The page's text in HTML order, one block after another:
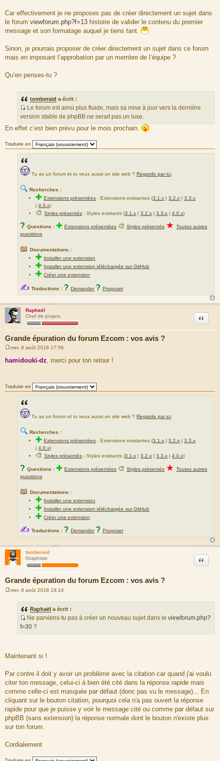
e
d
u
e
s
a
e
Car effectivement je ne proposes pas de créer directement un sujet dans
le forum viewforum.php?f=13 histoire de valider le contenu du premier
message et son formatage auquel je tiens tant.
Sinon, je pourrais proposer de créer directement un sujet dans ce forum
mais en imposant l’approbation par un membre de l’équipe ?
Qu’en penses-tu ?
tomberaid a écrit :
S
o
u
c
e
d
u
e
g
e
Le forum est ainsi plus fluide, mais sa mise à jour vers la dernière
version stable de phpBB ne serait pas un luxe.
En effet c’est bien prévu pour le mois prochain.
Traduire en
Tu as un forum et tu veux aussi un site web ? Regarde par ici
🔍 Recherches :
✚Extensions présentées -Extensions existantes (3.1.x |3.2.x |3.3.x
|4.0.x)
🎨Styles présentés - Styles existants (3.1.x |3.2.x |3.3.x |4.0.x)
? Questions : ✚ Extensions présentées 🎨 Styles présentés ★ Toutes autres
questions
📖 Documentations :
✚ Installer une extension
✚ Installer une extension téléchargée sur GitHub
✚Créer une extension
✍ Traductions : ? Demander ? Proposer
Raphaël
Chef de projets
Grande épuration du forum Ezcom : vos avis ?
Citation
s
e
mer. 8 août 2018 17:56
hamidouki-dz, merci pour ton retour !
Traduire en
Tu as un forum et tu veux aussi un site web ? Regarde par ici
🔍 Recherches :
✚Extensions présentées -Extensions existantes (3.1.x |3.2.x |3.3.x
|4.0.x)
🎨Styles présentés - Styles existants (3.1.x |3.2.x |3.3.x |4.0.x)
? Questions : ✚ Extensions présentées 🎨 Styles présentés ★ Toutes autres
questions
📖 Documentations :
✚ Installer une extension
✚ Installer une extension téléchargée sur GitHub
✚Créer une extension
✍ Traductions : ? Demander ? Proposer
tomberaid
Graphiste
Grande épuration du forum Ezcom : vos avis ?
Citation
mer. 8 août 2018 19:14
Raphaël a écrit :
S
o
c
d
u
m
e
s
s
a
e
Ne parviens-tu pas à créer un nouveau sujet dans le viewforum.php?
f=30 ?
Maintenant si !
Par contre il doit y avoir un problème avec la citation car quand j'ai voulu
citer ton message, celui-ci à bien été cité dans la réponse rapide mais
comme celle-ci est masquée par défaut (donc pas vu le message)... En
cliquant sur le bouton citation, pourquoi cela n'a pas ouvert la réponse
rapide pour que je puisse y voir le message cité ou comme par défaut sur
phpBB (sans extension) la réponse normale dont le bouton n'existe plus
sur ton forum.
Cordialement